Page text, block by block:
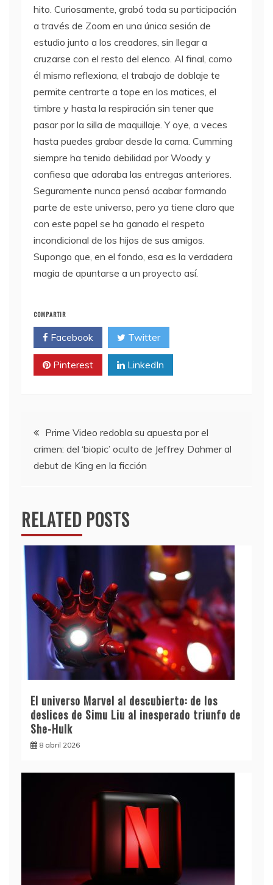
hito. Curiosamente, grabó toda su participación
a través de Zoom en una única sesión de
estudio junto a los creadores, sin llegar a
cruzarse con el resto del elenco. Al final, como
él mismo reflexiona, el trabajo de doblaje te
permite centrarte a tope en los matices, el
timbre y hasta la respiración sin tener que
pasar por la silla de maquillaje. Y oye, a veces
hasta puedes grabar desde la cama. Cumming
siempre ha tenido debilidad por Woody y
confiesa que adoraba las entregas anteriores.
Seguramente nunca pensó acabar formando
parte de este universo, pero ya tiene claro que
con este papel se ha ganado el respeto
incondicional de los hijos de sus amigos.
Supongo que, en el fondo, esa es la verdadera
magia de apuntarse a un proyecto así.
COMPARTIR
Facebook Twitter
Pinterest LinkedIn
Navegación
de
Prime Video redobla su apuesta por el
crimen: del ‘biopic’ oculto de Jeffrey Dahmer al
debut de King en la ficción
RELATED POSTS
El universo Marvel al descubierto: de los
deslices de Simu Liu al inesperado triunfo de
She-Hulk
8 abril 2026